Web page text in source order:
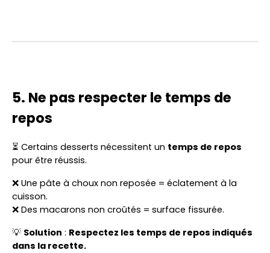
5. Ne pas respecter le temps de
repos
⏳ Certains desserts nécessitent un temps de repos
pour être réussis.
❌ Une pâte à choux non reposée = éclatement à la
cuisson.
❌ Des macarons non croûtés = surface fissurée.
💡 Solution : Respectez les temps de repos indiqués
dans la recette.